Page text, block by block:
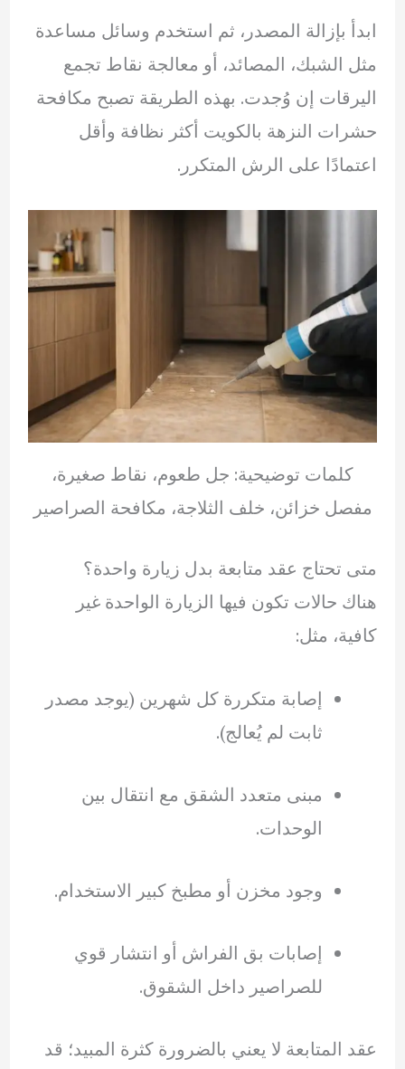
ابدأ بإزالة المصدر، ثم استخدم وسائل مساعدة
مثل الشبك، المصائد، أو معالجة نقاط تجمع
اليرقات إن وُجدت. بهذه الطريقة تصبح مكافحة
حشرات النزهة بالكويت أكثر نظافة وأقل
اعتمادًا على الرش المتكرر.
كلمات توضيحية: جل طعوم، نقاط صغيرة،
مفصل خزائن، خلف الثلاجة، مكافحة الصراصير
متى تحتاج عقد متابعة بدل زيارة واحدة؟
هناك حالات تكون فيها الزيارة الواحدة غير
كافية، مثل:
إصابة متكررة كل شهرين (يوجد مصدر
ثابت لم يُعالج).
مبنى متعدد الشقق مع انتقال بين
الوحدات.
وجود مخزن أو مطبخ كبير الاستخدام.
إصابات بق الفراش أو انتشار قوي
للصراصير داخل الشقوق.
عقد المتابعة لا يعني بالضرورة كثرة المبيد؛ قد